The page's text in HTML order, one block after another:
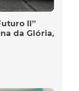
II”
da Glória,